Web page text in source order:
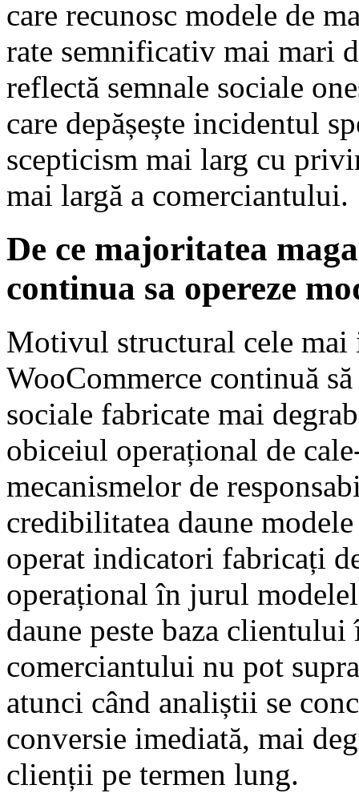
care recunosc modele de
rate semnificativ mai mari
reflectă semnale sociale
care depășește incidentul
scepticism mai larg cu
mai largă a comerciantului.
De ce majoritatea
continua sa opereze
Motivul structural cele mai
WooCommerce continuă
sociale fabricate mai
obiceiul operațional de
mecanismelor de
credibilitatea daune
operat indicatori fabricați
operațional în jurul
daune peste baza
comerciantului nu pot
atunci când analiștii se
conversie imediată, mai
clienții pe termen lung.